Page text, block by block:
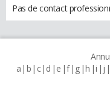
Pas de contact
a b c d e f g h i j